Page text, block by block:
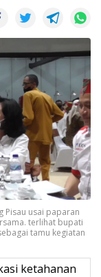
Pisau usai paparan
terlihat bupati
tamu kegiatan
ketahanan